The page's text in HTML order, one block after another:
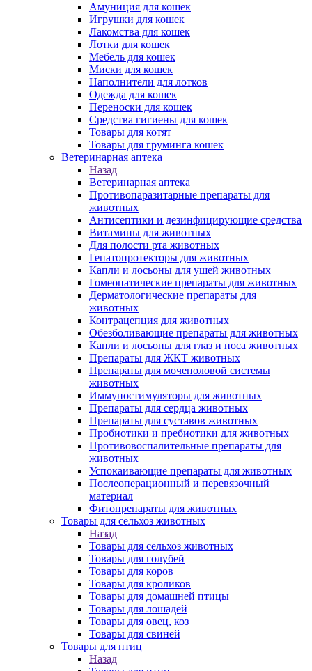
Амуниция для кошек
Игрушки для кошек
Лакомства для кошек
Лотки для кошек
Мебель для кошек
Миски для кошек
Наполнители для лотков
Одежда для кошек
Переноски для кошек
Средства гигиены для кошек
Товары для котят
Товары для груминга кошек
Ветеринарная аптека
Назад
Ветеринарная аптека
Противопаразитарные препараты для
животных
Антисептики и дезинфицирующие средства
Витамины для животных
Для полости рта животных
Гепатопротекторы для животных
Капли и лосьоны для ушей животных
Гомеопатические препараты для животных
Дерматологические препараты для
животных
Контрацепция для животных
Обезболивающие препараты для животных
Капли и лосьоны для глаз и носа животных
Препараты для ЖКТ животных
Препараты для мочеполовой системы
животных
Иммуностимуляторы для животных
Препараты для сердца животных
Препараты для суставов животных
Пробиотики и пребиотики для животных
Противовоспалительные препараты для
животных
Успокаивающие препараты для животных
Послеоперационный и перевязочный
материал
Фитопрепараты для животных
Товары для сельхоз животных
Назад
Товары для сельхоз животных
Товары для голубей
Товары для коров
Товары для кроликов
Товары для домашней птицы
Товары для лошадей
Товары для овец, коз
Товары для свиней
Товары для птиц
Назад